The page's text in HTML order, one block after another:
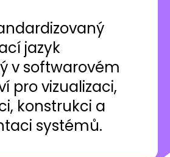
jazyk
v softwarovém
pro vizualizaci,
konstrukci a
systémů.